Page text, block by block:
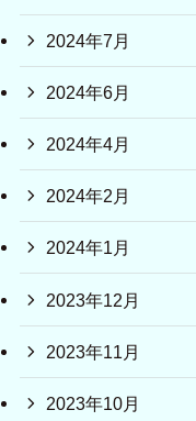
2024年7月
2024年6月
2024年4月
2024年2月
2024年1月
2023年12月
2023年11月
2023年10月